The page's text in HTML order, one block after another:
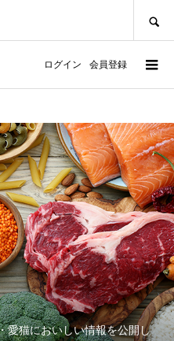
ログイン 会員登録
愛猫においしい情報を公開し